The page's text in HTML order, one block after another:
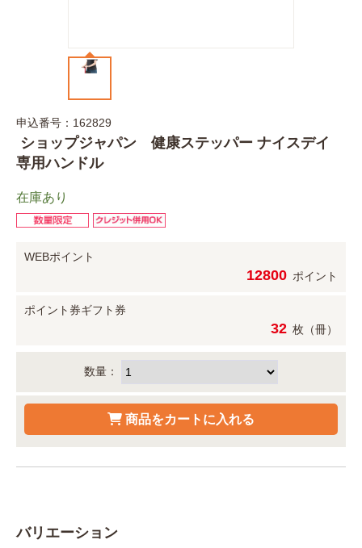
申込番号：162829
ショップジャパン 健康ステッパー ナイスデイ
専用ハンドル
在庫あり
WEBポイント
12800 ポイント
ポイント券ギフト券
32 枚（冊）
数量：
バリエーション